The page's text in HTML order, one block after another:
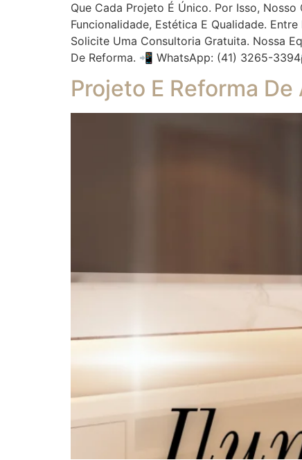
Que Cada Projeto É Único. Por Isso,
Funcionalidade, Estética E Qualidade.
Solicite Uma Consultoria Gratuita. Nossa
De Reforma. 📲 WhatsApp: (41) 3265-
Projeto E Reforma